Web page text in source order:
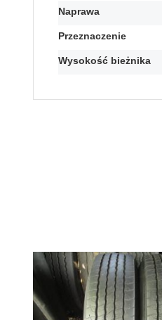
Naprawa
Przeznaczenie
Wysokość bieżnika